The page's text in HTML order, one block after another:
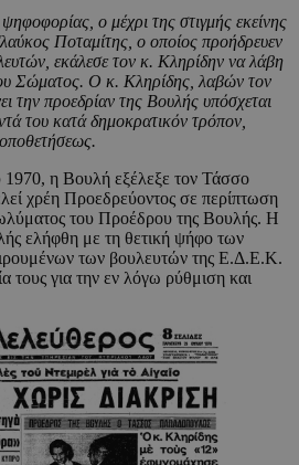
ο μέχρι της στιγμής εκείνης
Ποταμίτης, ο οποίος προήδρευεν
εκάλεσε τον κ. Κληρίδην να λάβη
Σώματος. Ο κ. Κληρίδης, λαβών τον
την προεδρίαν της Βουλής υπόσχεται
του κατά δημοκρατικόν τρόπον,
1970, η Βουλή εξέλεξε τον Τάσσο
χρέη Προεδρεύοντος σε περίπτωση
του Προέδρου της Βουλής. Η
ελήφθη με τη θετική ψήφο των
των βουλευτών της Ε.Δ.Ε.Κ.
τους για την εν λόγω ρύθμιση και